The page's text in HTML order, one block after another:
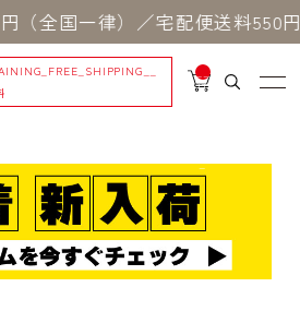
一律）／宅配便送料550円 ※
__
IT
_